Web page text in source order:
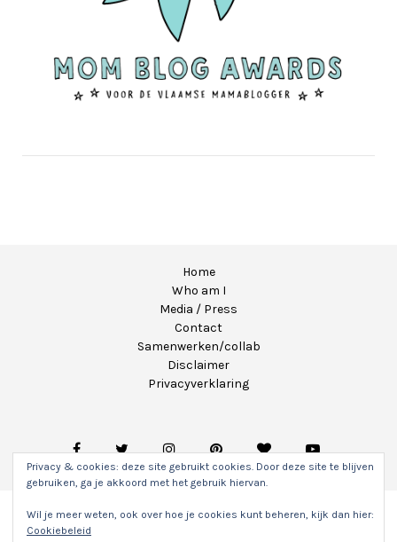
Home
Who am I
Media / Press
Contact
Samenwerken/collab
Disclaimer
Privacyverklaring
Copyright 2020 - Unicorns & Fairytales. Alle rechten
Privacy & cookies: deze site gebruikt cookies. Door deze site te blijven
gebruiken, ga je akkoord met het gebruik hiervan.
Wil je meer weten, ook over hoe je cookies kunt beheren, kijk dan hier:
Cookiebeleid